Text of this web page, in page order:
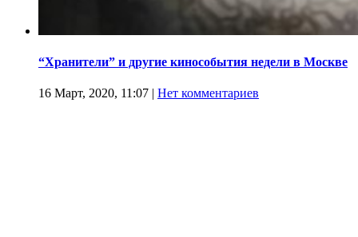
“Хранители” и другие кинособытия недели в Москве
16 Март, 2020, 11:07 | Нет комментариев